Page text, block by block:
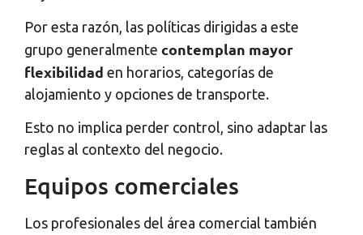
Por esta razón, las políticas dirigidas a este
grupo generalmente contemplan mayor
flexibilidad en horarios, categorías de
alojamiento y opciones de transporte.
Esto no implica perder control, sino adaptar las
reglas al contexto del negocio.
Equipos comerciales
Los profesionales del área comercial también